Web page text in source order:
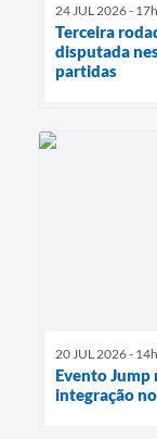
24 JUL 2026 -
Terceira
disputada
partidas
20 JUL 2026 -
Evento Jump
integração